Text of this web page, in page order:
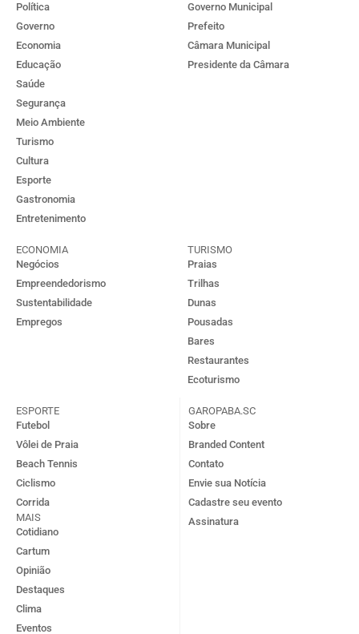
Política
Governo
Economia
Educação
Saúde
Segurança
Meio Ambiente
Turismo
Cultura
Esporte
Gastronomia
Entretenimento
Governo Municipal
Prefeito
Câmara Municipal
Presidente da Câmara
ECONOMIA
Negócios
Empreendedorismo
Sustentabilidade
Empregos
TURISMO
Praias
Trilhas
Dunas
Pousadas
Bares
Restaurantes
Ecoturismo
ESPORTE
Futebol
Vôlei de Praia
Beach Tennis
Ciclismo
Corrida
MAIS
Cotidiano
Cartum
Opinião
Destaques
Clima
Eventos
GAROPABA.SC
Sobre
Branded Content
Contato
Envie sua Notícia
Cadastre seu evento
Assinatura